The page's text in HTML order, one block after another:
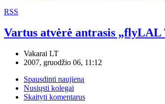
RSS
Vartus atvėrė antrasis „flyLAL
Vakarai LT
2007, gruodžio 06, 11:12
Spausdinti naujieną
Nusiųsti kolegai
Skaityti komentarus